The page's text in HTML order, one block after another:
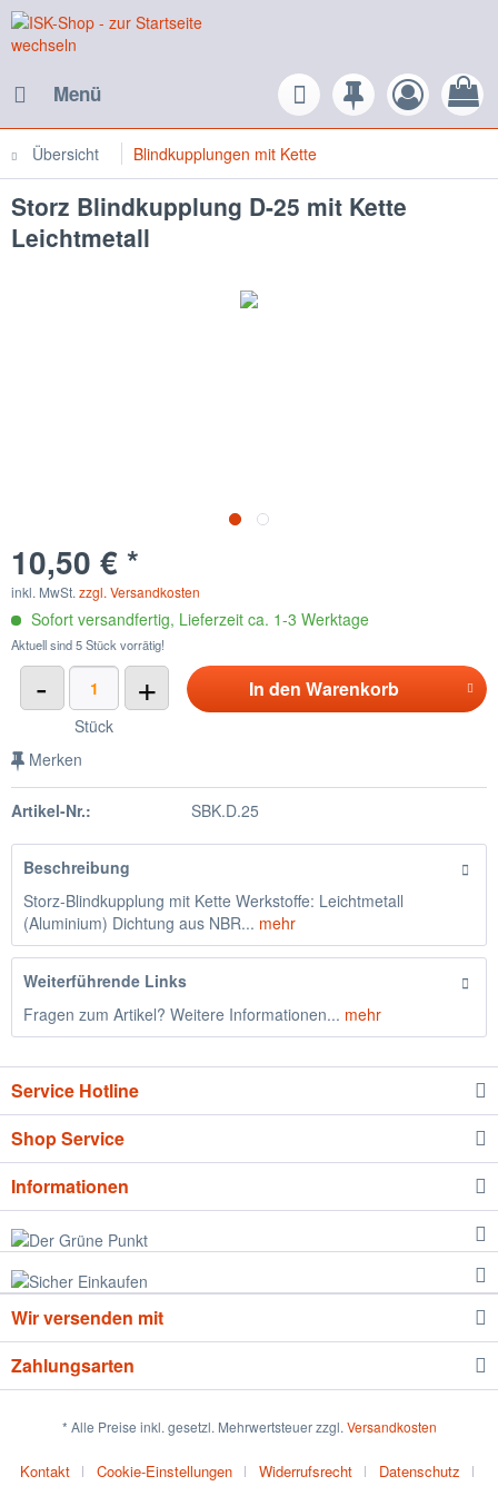
Menü
Übersicht Blindkupplungen mit Kette
Storz Blindkupplung D-25 mit Kette
Leichtmetall
10,50 € *
inkl. MwSt. zzgl. Versandkosten
Sofort versandfertig, Lieferzeit ca. 1-3 Werktage
Aktuell sind 5 Stück vorrätig!
- +
Stück
In den Warenkorb
Merken
Artikel-Nr.: SBK.D.25
Beschreibung
Storz-Blindkupplung mit Kette Werkstoffe: Leichtmetall
(Aluminium) Dichtung aus NBR... mehr
Weiterführende Links
Fragen zum Artikel? Weitere Informationen... mehr
Service Hotline
Shop Service
Informationen
Wir versenden mit
Zahlungsarten
* Alle Preise inkl. gesetzl. Mehrwertsteuer zzgl. Versandkosten
Kontakt Cookie-Einstellungen Widerrufsrecht Datenschutz